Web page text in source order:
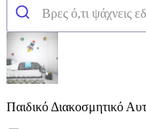
Παιδικό Διακοσμητικό